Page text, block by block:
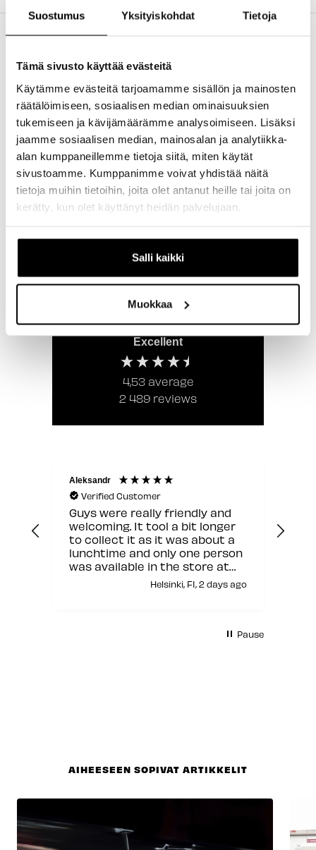
Suostumus Yksityiskohdat Tietoja
Tämä sivusto käyttää evästeitä
Käytämme evästeitä tarjoamamme sisällön ja mainosten
räätälöimiseen, sosiaalisen median ominaisuuksien
tukemiseen ja kävijämäärämme analysoimiseen. Lisäksi
jaamme sosiaalisen median, mainosalan ja analytiikka-
alan kumppaneillemme tietoja siitä, miten käytät
sivustoamme. Kumppanimme voivat yhdistää näitä
tietoja muihin tietoihin, joita olet antanut heille tai joita on
kerätty, kun olet käyttänyt heidän palvelujaan.
Salli kaikki
Muokkaa
- Tuotteesta ei ole vielä arvosteluja -
Kirjoita ensimmäinen arvostelu
tuotteesta
New content loaded
Excellent
4,53 average
2 489 reviews
Aleksandr
Verified Customer
Guys were really friendly and
welcoming. It tool a bit longer
to collect it as it was about a
lunchtime and only one person
was available in the store at
that moment but other than
Helsinki, FI, 2 days ago
Pause
AIHEESEEN SOPIVAT ARTIKKELIT